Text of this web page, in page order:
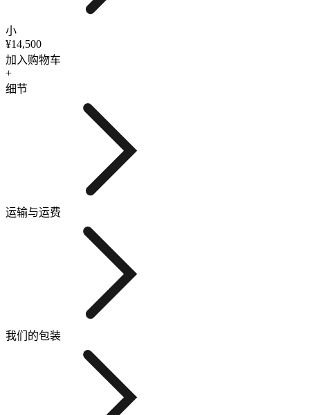
小
¥14,500
加入购物车
+
细节
运输与运费
我们的包装